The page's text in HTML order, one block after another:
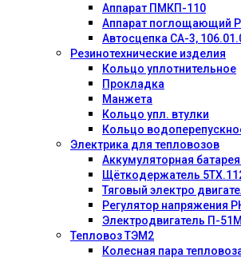
Аппарат ПМКП-110
Аппарат поглощающий
Автосцепка СА-3,
Резинотехнические изделия
Кольцо уплотнительное
Прокладка
Манжета
Кольцо упл. втулки
Кольцо
Электрика для тепловозов
Аккумуляторная
Щёткодержатель
Тяговый электро
Регулятор напряжения
Электродвигатель П-51М
Тепловоз ТЭМ2
Колесная пара